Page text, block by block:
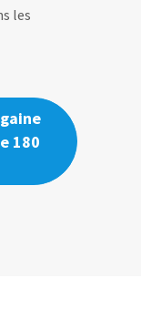
les
180